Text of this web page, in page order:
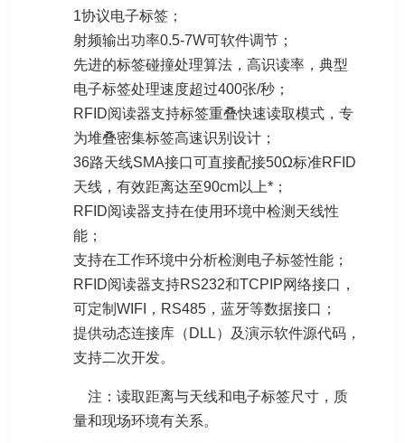
1协议电子标签；
射频输出功率0.5-7W可软件调节；
先进的标签碰撞处理算法，高识读率，典型
电子标签处理速度超过400张/秒；
RFID阅读器支持标签重叠快速读取模式，专
为堆叠密集标签高速识别设计；
36路天线SMA接口可直接配接50Ω标准RFID
天线，有效距离达至90cm以上*；
RFID阅读器支持在使用环境中检测天线性
能；
支持在工作环境中分析检测电子标签性能；
RFID阅读器支持RS232和TCPIP网络接口，
可定制WIFI，RS485，蓝牙等数据接口；
提供动态连接库（DLL）及演示软件源代码，
支持二次开发。
注：读取距离与天线和电子标签尺寸，质
量和现场环境有关系。